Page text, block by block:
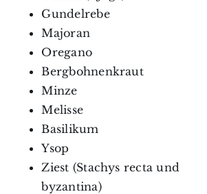
Gundelrebe
Majoran
Oregano
Bergbohnenkraut
Minze
Melisse
Basilikum
Ysop
Ziest (Stachys recta und
byzantina)